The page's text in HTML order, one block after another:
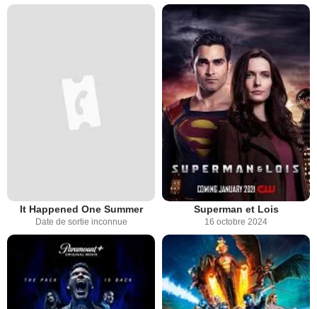
It Happened One Summer
Date de sortie inconnue
Superman et Lois
16 octobre 2024